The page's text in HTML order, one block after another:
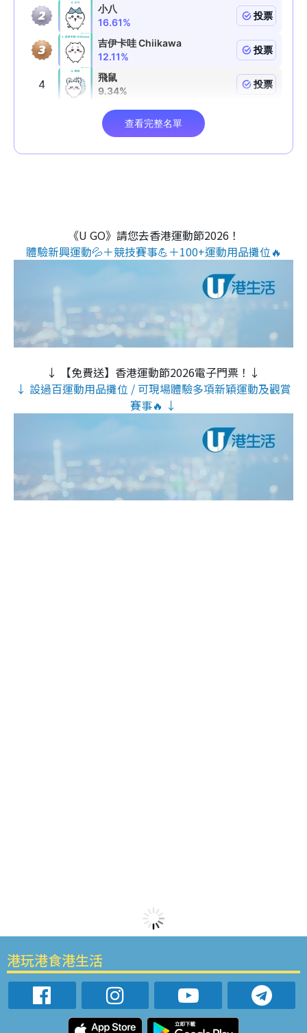
《U GO》請您去香港運動節2026！
體驗新興運動💦＋競技賽事💪＋100+運動用品攤位🔥
↓ 【免費送】香港運動節2026電子門票！↓
↓ 設過百運動用品攤位 / 可現場體驗多項新穎運動及觀賞
賽事🔥 ↓
港玩港食港生活